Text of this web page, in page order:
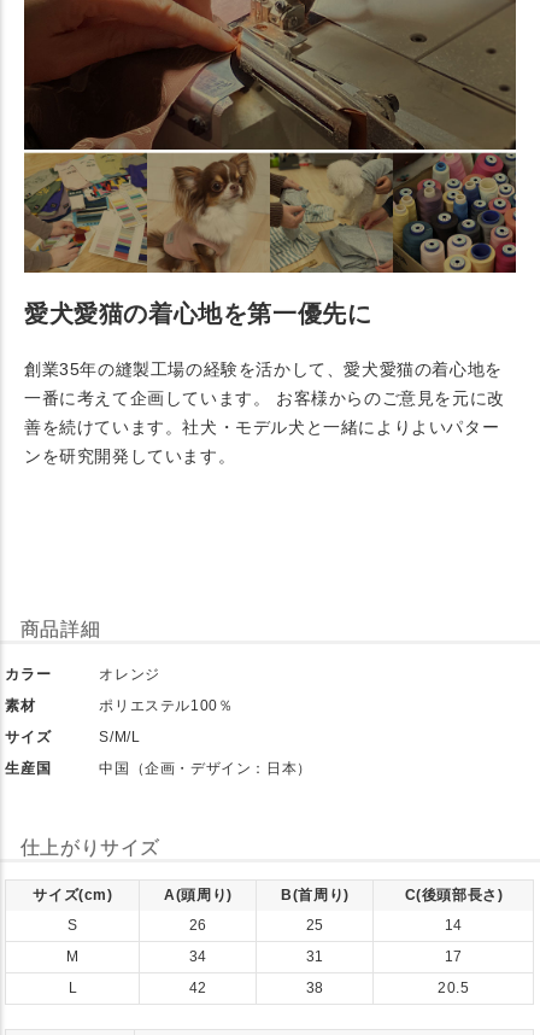
愛犬愛猫の着心地を第一優先に
創業35年の縫製工場の経験を活かして、愛犬愛猫の着心地を
一番に考えて企画しています。 お客様からのご意見を元に改
善を続けています。社犬・モデル犬と一緒によりよいパター
ンを研究開発しています。
商品詳細
カラー
オレンジ
素材
ポリエステル100％
サイズ
S/M/L
生産国
中国（企画・デザイン：日本）
仕上がりサイズ
サイズ(cm) A(頭周り) B(首周り)
C(後頭部長さ)
S
26 25
14
M
34 31
17
L
42 38 20.5